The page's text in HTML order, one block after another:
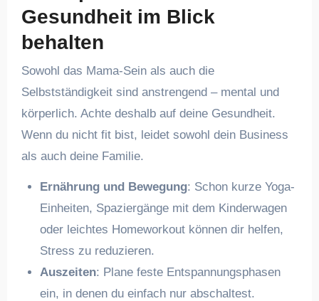
Gesundheit im Blick
behalten
Sowohl das Mama-Sein als auch die
Selbstständigkeit sind anstrengend – mental und
körperlich. Achte deshalb auf deine Gesundheit.
Wenn du nicht fit bist, leidet sowohl dein Business
als auch deine Familie.
Ernährung und Bewegung: Schon kurze Yoga-
Einheiten, Spaziergänge mit dem Kinderwagen
oder leichtes Homeworkout können dir helfen,
Stress zu reduzieren.
Auszeiten: Plane feste Entspannungsphasen
ein, in denen du einfach nur abschaltest.